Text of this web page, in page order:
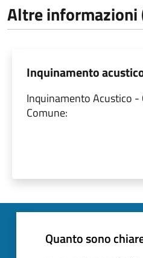
Altre informazioni
Inquinamento
Inquinamento Acustico -
Comune:
Quanto sono